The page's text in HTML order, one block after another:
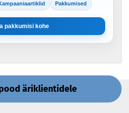
Pakkumised
pakkumisi kohe
äriklientidele